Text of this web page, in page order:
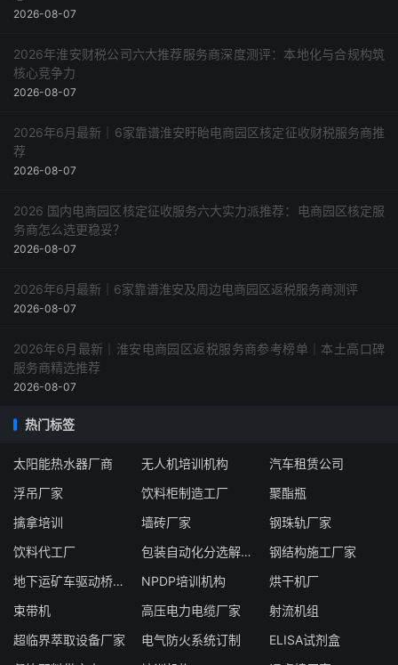
2026-08-07
2026年淮安财税公司六大推荐服务商深度测评：本地化与合规构筑
核心竞争力
2026-08-07
2026年6月最新｜6家靠谱淮安盱眙电商园区核定征收财税服务商推
荐
2026-08-07
2026 国内电商园区核定征收服务六大实力派推荐：电商园区核定服
务商怎么选更稳妥？
2026-08-07
2026年6月最新｜6家靠谱淮安及周边电商园区返税服务商测评
2026-08-07
2026年6月最新｜淮安电商园区返税服务商参考榜单｜本土高口碑
服务商精选推荐
2026-08-07
热门标签
太阳能热水器厂商 无人机培训机构
汽车租赁公司
浮吊厂家
饮料柜制造工厂
聚酯瓶
擒拿培训
墙砖厂家
钢珠轨厂家
饮料代工厂
包装自动化分选解决方案
钢结构施工厂家
地下运矿车驱动桥厂商
NPDP培训机构
烘干机厂
束带机
高压电力电缆厂家
射流机组
超临界萃取设备厂家
电气防火系统订制
ELISA试剂盒